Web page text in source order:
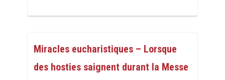
Miracles eucharistiques – Lorsque
des hosties saignent durant la Messe